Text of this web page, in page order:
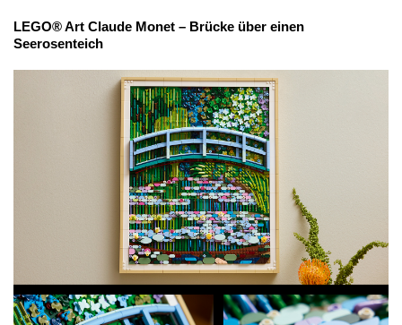
LEGO® Art Claude Monet – Brücke über einen
Seerosenteich